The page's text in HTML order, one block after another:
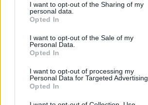
I want to opt-out of the Sharing of my
personal data.
Opted In
I want to opt-out of the Sale of my
Personal Data.
Opted In
I want to opt-out of processing my
Personal Data for Targeted Advertising.
Opted In